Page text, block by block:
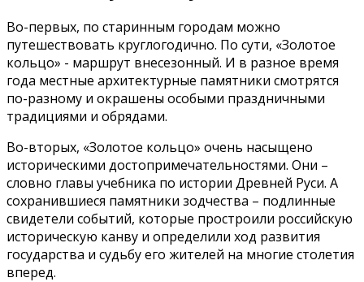
Во-первых, по старинным городам можно
путешествовать круглогодично. По сути, «Золотое
кольцо» - маршрут внесезонный. И в разное время
года местные архитектурные памятники смотрятся
по-разному и окрашены особыми праздничными
традициями и обрядами.
Во-вторых, «Золотое кольцо» очень насыщено
историческими достопримечательностями. Они –
словно главы учебника по истории Древней Руси. А
сохранившиеся памятники зодчества – подлинные
свидетели событий, которые простроили российскую
историческую канву и определили ход развития
государства и судьбу его жителей на многие столетия
вперед.